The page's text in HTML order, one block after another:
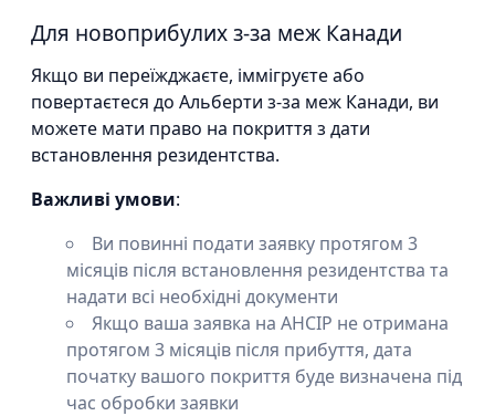
Для новоприбулих з-за меж Канади
Якщо ви переїжджаєте, іммігруєте або
повертаєтеся до Альберти з-за меж Канади, ви
можете мати право на покриття з дати
встановлення резидентства.
Важливі умови:
Ви повинні подати заявку протягом 3
місяців після встановлення резидентства та
надати всі необхідні документи
Якщо ваша заявка на AHCIP не отримана
протягом 3 місяців після прибуття, дата
початку вашого покриття буде визначена під
час обробки заявки